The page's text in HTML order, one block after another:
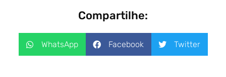
Compartilhe:
WhatsApp Facebook Twitter